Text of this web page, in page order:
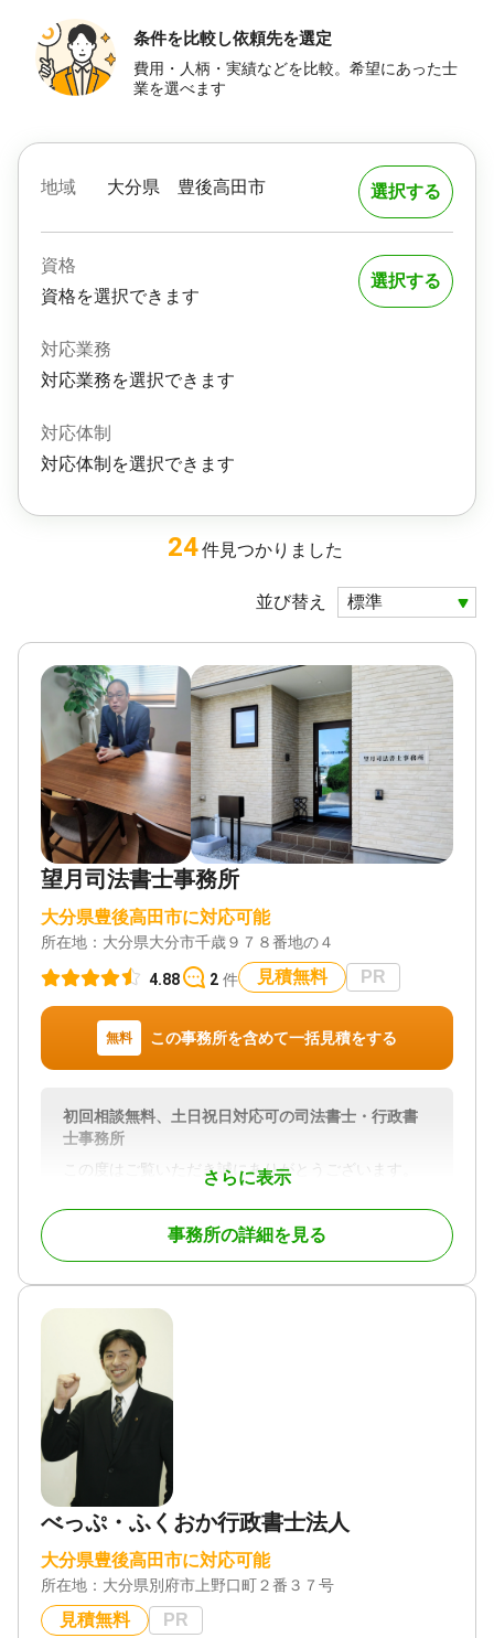
条件を比較し依頼先を選定
費用・人柄・実績などを比較。希望にあった士
業を選べます
地域 大分県 豊後高田市 選択する
資格
資格を選択できます
対応業務
対応業務を選択できます
対応体制
対応体制を選択できます
選択する
24件見つかりました
並び替え
望月司法書士事務所
大分県豊後高田市に対応可能
所在地： 大分県大分市千歳９７８番地の４
4.88 2 件 見積無料 PR
無料 この事務所を含めて一括見積をする
さらに表示
初回相談無料、土日祝日対応可の司法書士・行政書
士事務所
この度はご覧いただき誠にありがとうございます。
大分市にあります望月司法書士事務所と申します。
初回のご相談は無料となっておりますので、お気軽
にお問い合わせください。
お客様一人ひとりのニーズに細やかに対応し、分
かりやすい言葉で丁寧な説明を心がけています。お
客様の立場に立って、最善の解決策を提案すること
で、安心と信頼を提供いたします。
また、最新の法律改正にも常に対応し、変わりゆ
供しています。法律の専門家として、常に学び続け
る姿勢で、お客様の財産と家族の未来を全力でサポ
ートいたします。
1 専門家（国家資格者）による相談
経験豊富な専門家（国家資格者）が専任担当とし
て、業務完了まで丁寧にサポートいたします。無資
事務所の詳細を見る
べっぷ・ふくおか行政書士法人
大分県豊後高田市に対応可能
所在地： 大分県別府市上野口町２番３７号
見積無料 PR